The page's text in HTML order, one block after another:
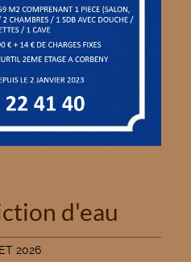
d'eau
2026